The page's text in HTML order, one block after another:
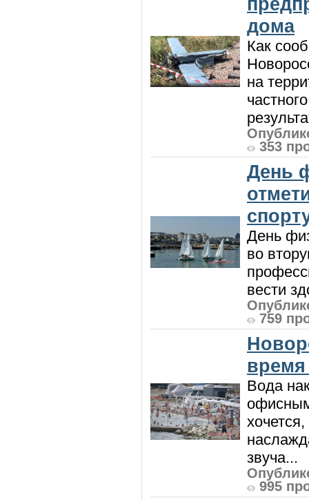
дома
Как
на
353
День
День
во
вести
759
Вода
звуча...
995